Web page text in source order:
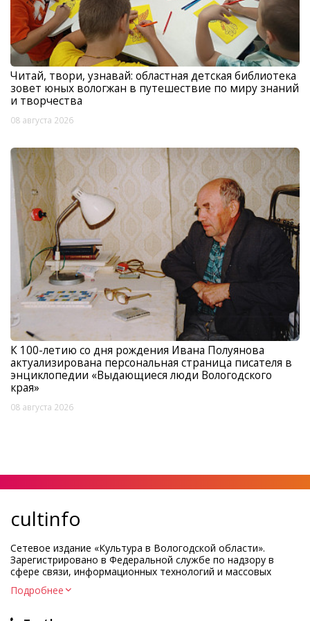
Читай, твори, узнавай: областная детская библиотека
зовет юных вологжан в путешествие по миру знаний
и творчества
08 августа 2026
К 100-летию со дня рождения Ивана Полуянова
актуализирована персональная страница писателя в
энциклопедии «Выдающиеся люди Вологодского
края»
08 августа 2026
cultinfo
Сетевое издание «Культура в Вологодской области».
Зарегистрировано в Федеральной службе по надзору в
сфере связи, информационных технологий и массовых
Регистрационный номер и дата принятия решения о
Подробнее